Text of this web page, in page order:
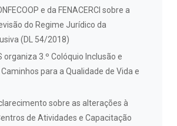
e da FENACERCI sobre a
do Regime Jurídico da
(DL 54/2018)
organiza 3.º Colóquio Inclusão e
para a Qualidade de Vida e
sobre as alterações à
de Atividades e Capacitação